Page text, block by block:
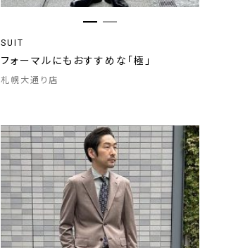
SUIT
フォーマルにもおすすめな「極」
札幌大通り店